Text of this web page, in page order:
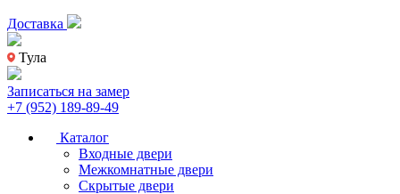
Доставка
Тула
Записаться на замер
+7 (952) 189-89-49
Каталог
Входные двери
Межкомнатные двери
Скрытые двери